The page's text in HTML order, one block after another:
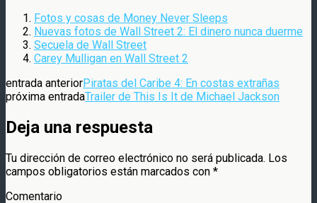
Fotos y cosas de Money Never Sleeps
Nuevas fotos de Wall Street 2: El dinero nunca duerme
Secuela de Wall Street
Carey Mulligan en Wall Street 2
entrada anteriorPiratas del Caribe 4: En costas extrañas
próxima entradaTrailer de This Is It de Michael Jackson
Deja una respuesta
Tu dirección de correo electrónico no será publicada. Los
campos obligatorios están marcados con *
Comentario